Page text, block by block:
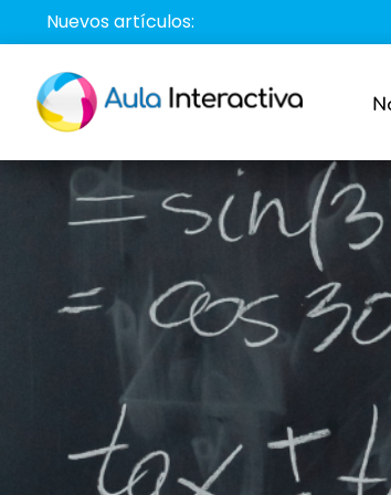
Saltar
al
contenido
Nuevos artículos: